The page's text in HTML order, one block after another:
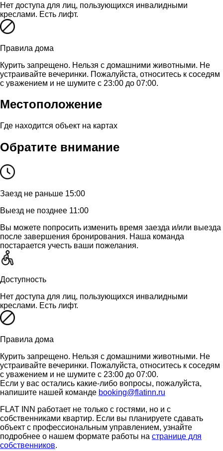
Нет доступа для лиц, пользующихся инвалидными
креслами. Есть лифт.
Правила дома
Курить запрещено. Нельзя с домашними животными. Не
устраивайте вечеринки. Пожалуйста, относитесь к соседям
с уважением и не шумите с 23:00 до 07:00.
Местоположение
Где находится объект на картах
Обратите внимание
Заезд не раньше 15:00
Выезд не позднее 11:00
Вы можете попросить изменить время заезда и/или выезда
после завершения бронирования. Наша команда
постарается учесть ваши пожелания.
Доступность
Нет доступа для лиц, пользующихся инвалидными
креслами. Есть лифт.
Правила дома
Курить запрещено. Нельзя с домашними животными. Не
устраивайте вечеринки. Пожалуйста, относитесь к соседям
с уважением и не шумите с 23:00 до 07:00.
Если у вас остались какие-либо вопросы, пожалуйста,
напишите нашей команде booking@flatinn.ru
FLAT INN работает не только с гостями, но и с
собственниками квартир. Если вы планируете сдавать
объект с профессиональным управлением, узнайте
подробнее о нашем формате работы на странице для
собственников.